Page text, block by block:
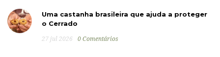
Uma castanha brasileira que ajuda a proteger
o Cerrado
27 jul 2026 0 Comentários